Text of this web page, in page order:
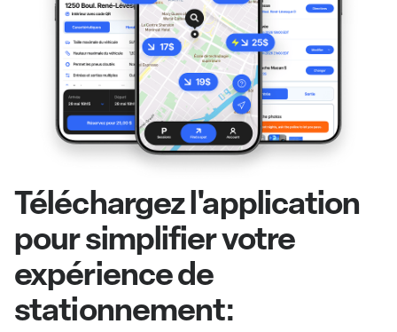
Téléchargez l'application
pour simplifier votre
expérience de
stationnement: